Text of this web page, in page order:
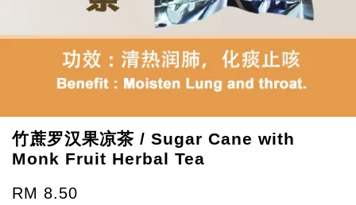
竹蔗罗汉果凉茶 / Sugar Cane with
Monk Fruit Herbal Tea
RM 8.50